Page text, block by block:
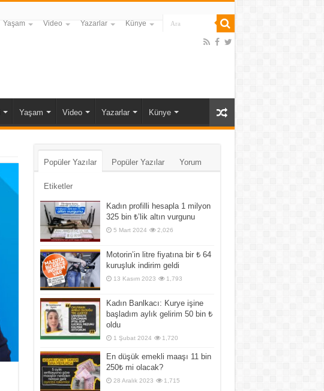
Yaşam Video Yazarlar Künye
Yaşam Video Yazarlar Künye
Popüler Yazılar Popüler Yazılar Yorum
Etiketler
Kadın profilli hesapla 1 milyon
325 bin ₺’lik altın vurgunu
5 Mart 2024 2,026
Motorin’in litre fiyatına bir ₺ 64
kuruşluk indirim geldi
13 Kasım 2023 1,793
Kadın Banlkacı: Kurye işine
başladım aylık gelirim 50 bin ₺
oldu
1 Şubat 2024 1,720
En düşük emekli maaşı 11 bin
250₺ mi olacak?
28 Aralık 2023 1,715